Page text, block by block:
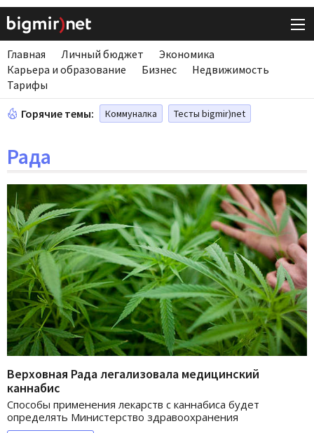
Главная Личный бюджет
Экономика
Карьера и образование
Бизнес
Недвижимость
Тарифы
Горячие темы: Коммуналка Тесты bigmir)net
Рада
Верховная Рада легализовала медицинский
каннабис
Способы применения лекарств с каннабиса будет
определять Министерство здравоохранения